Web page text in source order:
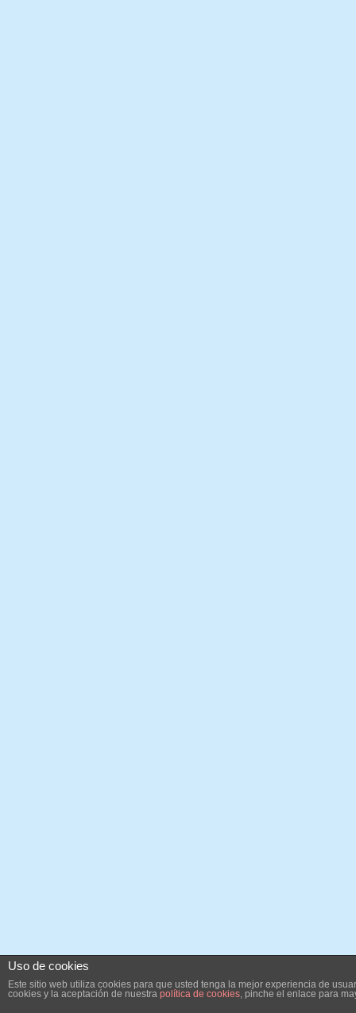
Uso de cookies
Este sitio web utiliza cookies para que usted tenga la mejor experiencia de
cookies y la aceptación de nuestra política de cookies, pinche el enlace para